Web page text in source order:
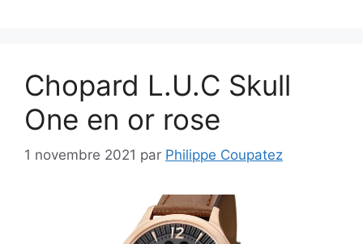
Chopard L.U.C Skull
One en or rose
1 novembre 2021 par Philippe Coupatez